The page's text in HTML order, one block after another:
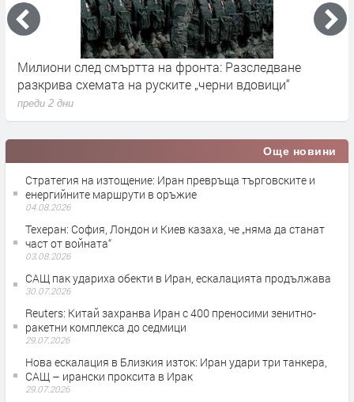
Милиони след смъртта на фронта: Разследване
разкрива схемата на руските „черни вдовици“
преди 2 дни
Още новини
Стратегия на изтощение: Иран превръща търговските и
енергийните маршрути в оръжие
04.08.2026
Teхеран: София, Лондон и Киев казаха, че „няма да станат
част от войната“
03.08.2026
САЩ пак удариха обекти в Иран, ескалацията продължава
30.07.2026
Reuters: Китай захранва Иран с 400 преносими зенитно-
ракетни комплекса до седмици
29.07.2026
Нова ескалация в Близкия изток: Иран удари три танкера,
САЩ – ирански проксита в Ирак
29.07.2026